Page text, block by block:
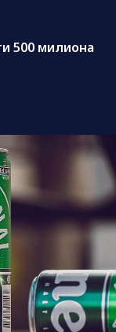
500 милиона